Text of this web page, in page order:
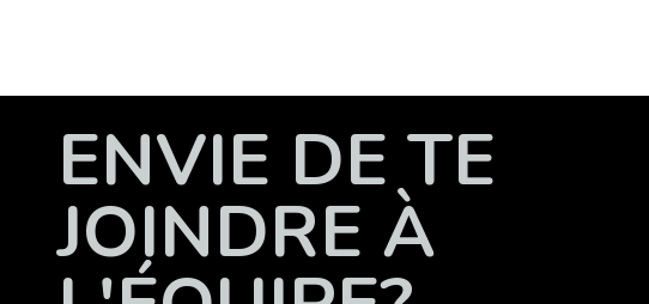
ENVIE DE TE
JOINDRE À